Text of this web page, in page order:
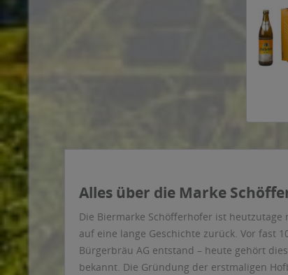
Alles über die Marke
Die Biermarke Schöfferhofer ist
auf eine lange Geschichte zurück. Vor fast
Bürgerbräu AG entstand – heute gehört
bekannt. Die Gründung der erstmaligen